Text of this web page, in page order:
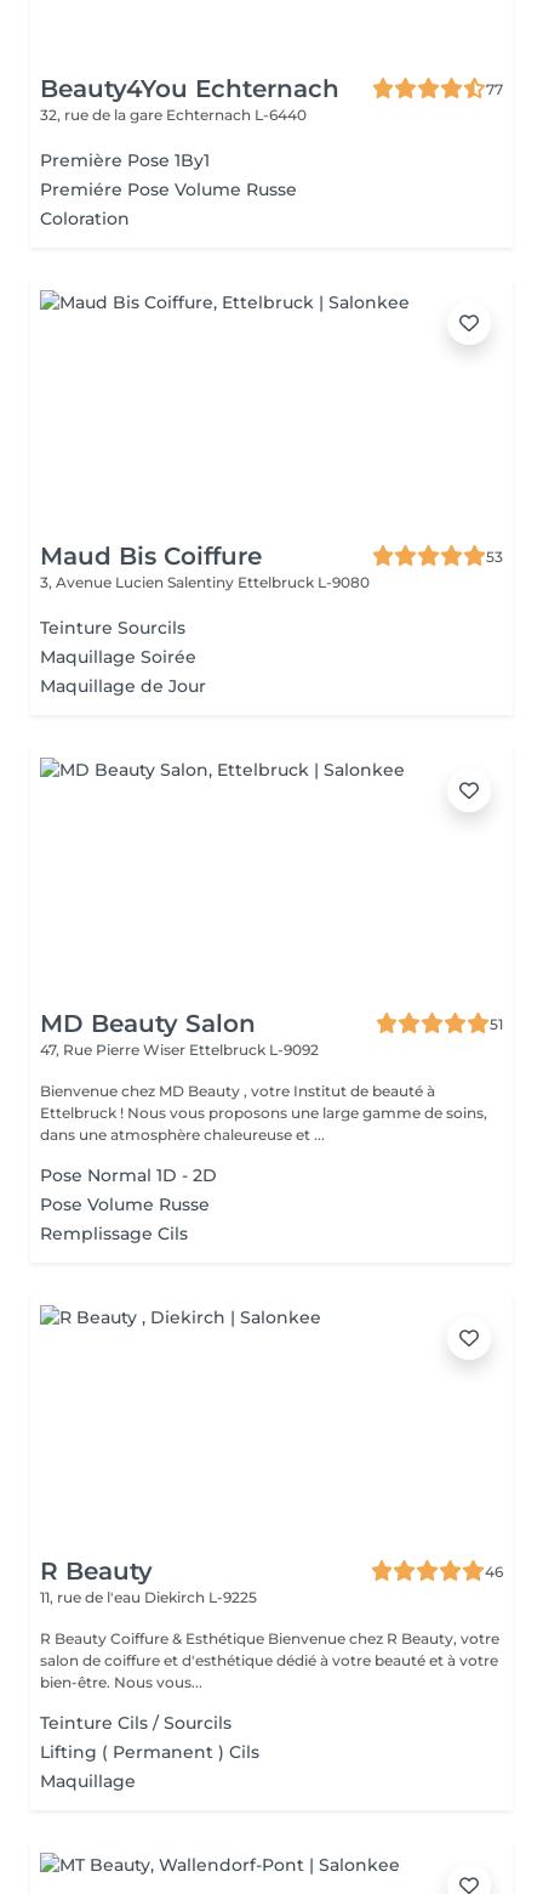
Beauty4You Echternach
77
32, rue de la gare Echternach L-6440
Première Pose 1By1
Premiére Pose Volume Russe
Coloration
Maud Bis Coiffure
53
3, Avenue Lucien Salentiny Ettelbruck L-9080
Teinture Sourcils
Maquillage Soirée
Maquillage de Jour
MD Beauty Salon
51
47, Rue Pierre Wiser Ettelbruck L-9092
Bienvenue chez MD Beauty , votre Institut de beauté à
Ettelbruck ! Nous vous proposons une large gamme de soins,
dans une atmosphère chaleureuse et ...
Pose Normal 1D - 2D
Pose Volume Russe
Remplissage Cils
R Beauty
46
11, rue de l'eau Diekirch L-9225
R Beauty Coiffure & Esthétique Bienvenue chez R Beauty, votre
salon de coiffure et d'esthétique dédié à votre beauté et à votre
bien-être. Nous vous...
Teinture Cils / Sourcils
Lifting ( Permanent ) Cils
Maquillage